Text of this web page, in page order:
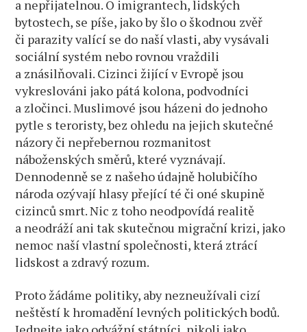
a nepřijatelnou. O imigrantech, lidských
bytostech, se píše, jako by šlo o škodnou zvěř
či parazity valící se do naší vlasti, aby vysávali
sociální systém nebo rovnou vraždili
a znásilňovali. Cizinci žijící v Evropě jsou
vykreslováni jako pátá kolona, podvodníci
a zločinci. Muslimové jsou házeni do jednoho
pytle s teroristy, bez ohledu na jejich skutečné
názory či nepřebernou rozmanitost
náboženských směrů, které vyznávají.
Dennodenně se z našeho údajně holubičího
národa ozývají hlasy přející té či oné skupině
cizinců smrt. Nic z toho neodpovídá realitě
a neodráží ani tak skutečnou migrační krizi, jako
nemoc naší vlastní společnosti, která ztrácí
lidskost a zdravý rozum.
Proto žádáme politiky, aby nezneužívali cizí
neštěstí k hromadění levných politických bodů.